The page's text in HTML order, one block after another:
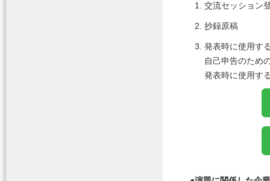
1. 交流セッション
2. 抄録原稿
3. 発表時に使用す
自己申告のため
発表時に使用す